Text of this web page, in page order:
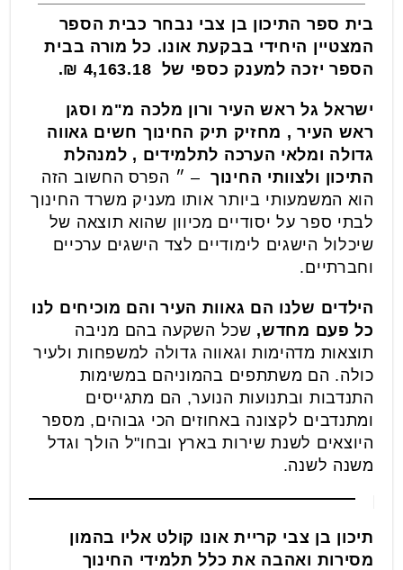
בית ספר התיכון בן צבי נבחר כבית הספר
המצטיין היחידי בבקעת אונו. כל מורה בבית
הספר יזכה למענק כספי של 4,163.18 ₪.
ישראל גל ראש העיר ורון מלכה מ"מ וסגן
ראש העיר , מחזיק תיק החינוך חשים גאווה
גדולה ומלאי הערכה לתלמידים , למנהלת
התיכון ולצוותי החינוך– ״ הפרס החשוב הזה
הוא המשמעותי ביותר אותו מעניק משרד החינוך
לבתי ספר על יסודיים מכיוון שהוא תוצאה של
שיכלול הישגים לימודיים לצד הישגים ערכיים
וחברתיים.
הילדים שלנו הם גאוות העיר והם מוכיחים לנו
כל פעם מחדש, שכל השקעה בהם מניבה
תוצאות מדהימות וגאווה גדולה למשפחות ולעיר
כולה. הם משתתפים בהמוניהם במשימות
התנדבות ובתנועות הנוער, הם מתגייסים
ומתנדבים לקצונה באחוזים הכי גבוהים, מספר
היוצאים לשנת שירות בארץ ובחו"ל הולך וגדל
משנה לשנה.
תיכון בן צבי קריית אונו קולט אליו בהמון
מסירות ואהבה את כלל תלמידי החינוך